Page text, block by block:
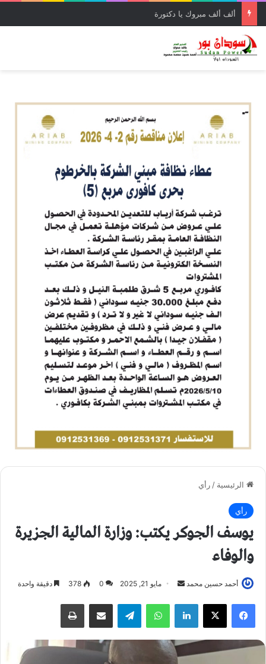
ألف ألف مبروك يا دكتورة
الرئيسية /رأي
رأي
يوسف الجوكر يكتب: وزارة المالية الجزيرة
والوفاء
أحمد حسين محمد
ل
ب
ر
مايو 21, 2025 0
378 دقيقة واحدة
فيسبوك لينكدإن واتساب